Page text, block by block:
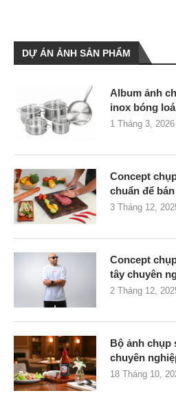
DỰ ÁN ẢNH SẢN PHẨM
Album ảnh
inox bóng
1 Tháng 3, 2026
Concept
chuẩn để
3 Tháng 12,
Concept
tây chuyên
2 Tháng 12,
Bộ ảnh chụp
chuyên
18 Tháng 10,